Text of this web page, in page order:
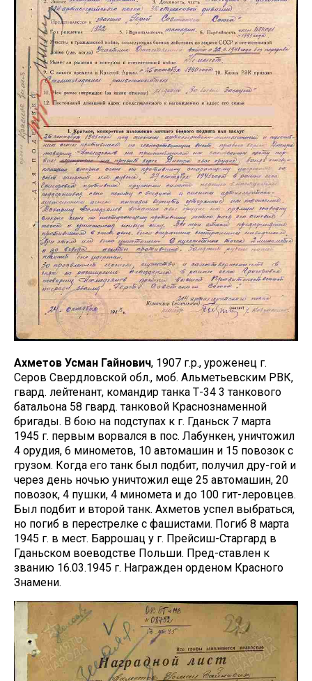
Ахметов Усман Гайнович, 1907 г.р., уроженец г.
Серов Свердловской обл., моб. Альметьевским РВК,
гвард. лейтенант, командир танка Т-34 3 танкового
батальона 58 гвард. танковой Краснознаменной
бригады. В бою на подступах к г. Гданьск 7 марта
1945 г. первым ворвался в пос. Лабункен, уничтожил
4 орудия, 6 минометов, 10 автомашин и 15 повозок с
грузом. Когда его танк был подбит, получил дру-гой и
через день ночью уничтожил еще 25 автомашин, 20
повозок, 4 пушки, 4 миномета и до 100 гит-леровцев.
Был подбит и второй танк. Ахметов успел выбраться,
но погиб в перестрелке с фашистами. Погиб 8 марта
1945 г. в мест. Баррошац у г. Прейсиш-Старгард в
Гданьском воеводстве Польши. Пред-ставлен к
званию 16.03.1945 г. Награжден орденом Красного
Знамени.